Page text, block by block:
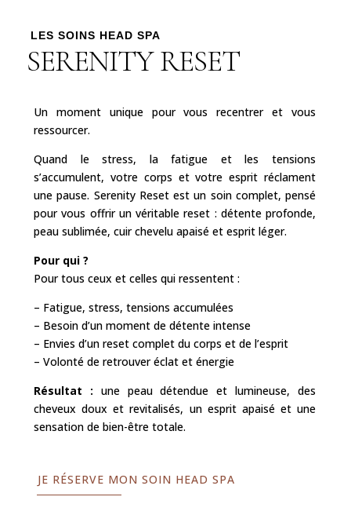
LES SOINS HEAD SPA
SERENITY RESET
Un moment unique pour vous recentrer et vous
ressourcer.
Quand le stress, la fatigue et les tensions
s’accumulent, votre corps et votre esprit réclament
une pause. Serenity Reset est un soin complet, pensé
pour vous offrir un véritable reset : détente profonde,
peau sublimée, cuir chevelu apaisé et esprit léger.
Pour qui ?
Pour tous ceux et celles qui ressentent :
– Fatigue, stress, tensions accumulées
– Besoin d’un moment de détente intense
– Envies d’un reset complet du corps et de l’esprit
– Volonté de retrouver éclat et énergie
Résultat : une peau détendue et lumineuse, des
cheveux doux et revitalisés, un esprit apaisé et une
sensation de bien-être totale.
JE RÉSERVE MON SOIN HEAD SPA